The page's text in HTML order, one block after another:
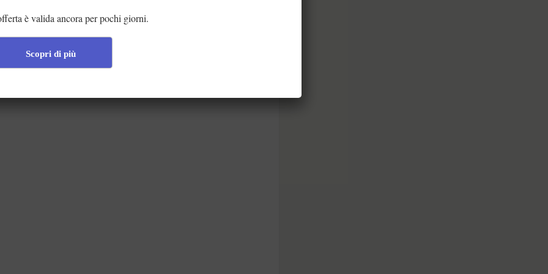
è valida ancora per pochi giorni.
Scopri di più